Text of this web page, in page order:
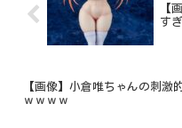
【
す
【画像】小倉唯ちゃんの刺激
ｗｗｗｗ